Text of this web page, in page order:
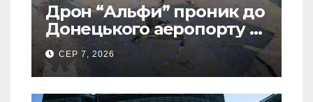
Дрон “Альфи” проник до
Донецького аеропорту та
спалив “Шахед” ще до
запуску
СЕР 7, 2026